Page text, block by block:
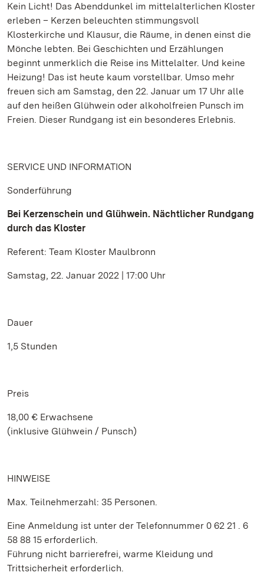
Kein Licht! Das Abenddunkel im mittelalterlichen Kloster
erleben – Kerzen beleuchten stimmungsvoll
Klosterkirche und Klausur, die Räume, in denen einst die
Mönche lebten. Bei Geschichten und Erzählungen
beginnt unmerklich die Reise ins Mittelalter. Und keine
Heizung! Das ist heute kaum vorstellbar. Umso mehr
freuen sich am Samstag, den 22. Januar um 17 Uhr alle
auf den heißen Glühwein oder alkoholfreien Punsch im
Freien. Dieser Rundgang ist ein besonderes Erlebnis.
SERVICE UND INFORMATION
Sonderführung
Bei Kerzenschein und Glühwein. Nächtlicher Rundgang
durch das Kloster
Referent: Team Kloster Maulbronn
Samstag, 22. Januar 2022 | 17:00 Uhr
Dauer
1,5 Stunden
Preis
18,00 € Erwachsene
(inklusive Glühwein / Punsch)
HINWEISE
Max. Teilnehmerzahl: 35 Personen.
Eine Anmeldung ist unter der Telefonnummer 0 62 21 . 6
58 88 15 erforderlich.
Führung nicht barrierefrei, warme Kleidung und
Trittsicherheit erforderlich.